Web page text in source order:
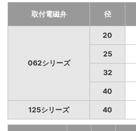
取付電磁弁 径
062シリーズ
20
25
32
40
125シリーズ 40